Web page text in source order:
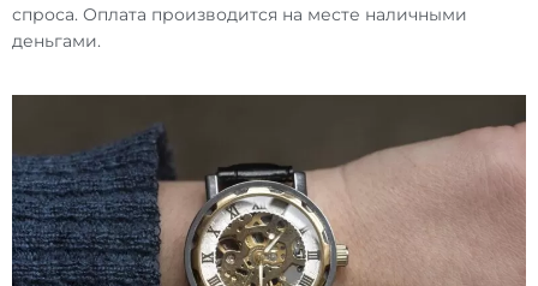
спроса. Оплата производится на месте наличными
деньгами.